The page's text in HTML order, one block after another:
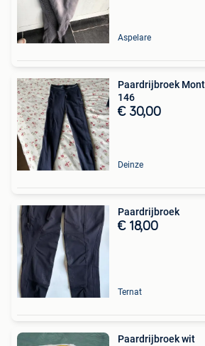
Aspelare
Paardrijbroek
146
€ 30,00
Deinze
Paardrijbroek
€ 18,00
Ternat
Paardrijbroek wit